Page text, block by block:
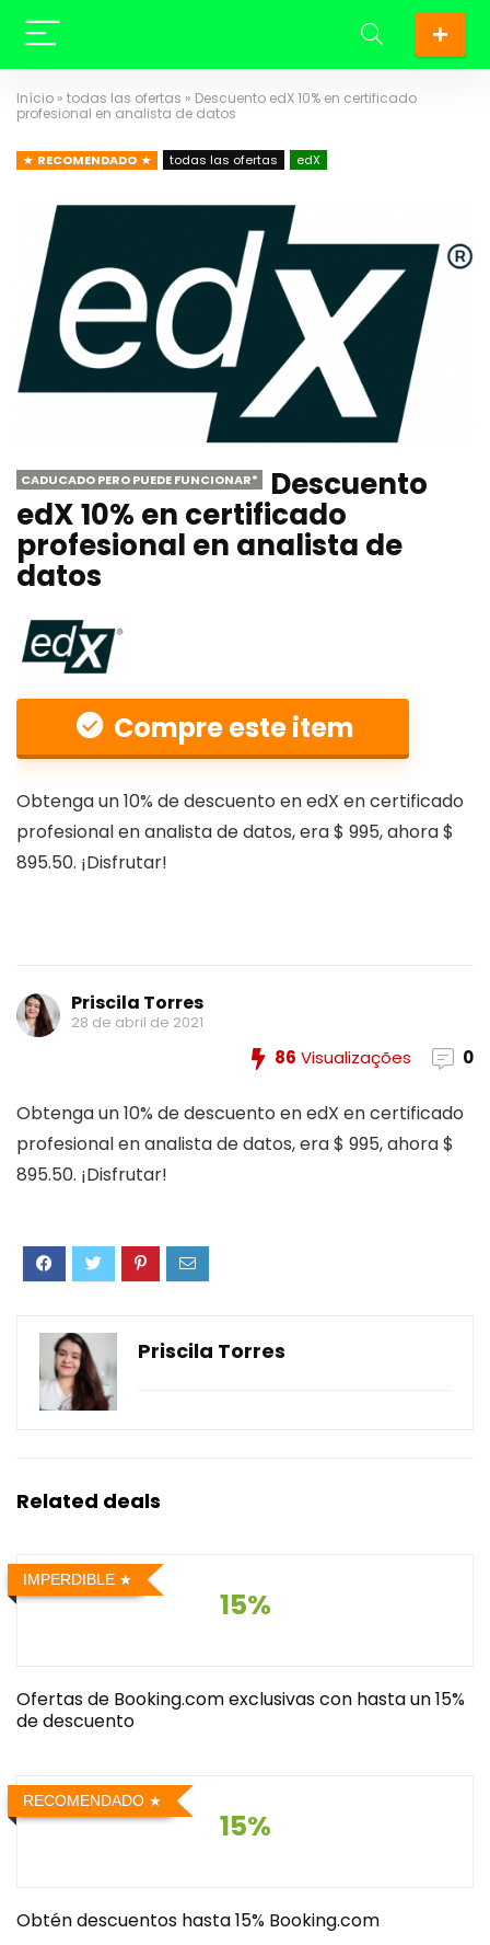
Início » todas las ofertas » Descuento edX 10% en certificado
profesional en analista de datos
RECOMENDADO todas las ofertas edX
CADUCADO PERO PUEDE FUNCIONAR* Descuento
edX 10% en certificado
profesional en analista de
datos
Compre este item
Obtenga un 10% de descuento en edX en certificado
profesional en analista de datos, era $ 995, ahora $
895.50. ¡Disfrutar!
Priscila Torres
28 de abril de 2021
86 Visualizações 0
Obtenga un 10% de descuento en edX en certificado
profesional en analista de datos, era $ 995, ahora $
895.50. ¡Disfrutar!
Priscila Torres
Related deals
IMPERDIBLE
15%
Ofertas de Booking.com exclusivas con hasta un 15%
de descuento
RECOMENDADO
15%
Obtén descuentos hasta 15% Booking.com